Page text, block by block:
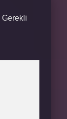
Gerekli